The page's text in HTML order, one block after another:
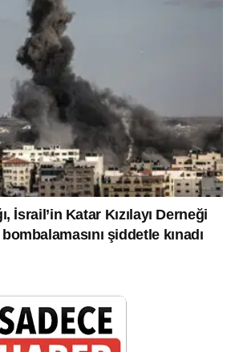
İsrail’in Katar Kızılayı Derneği
şiddetle kınadı